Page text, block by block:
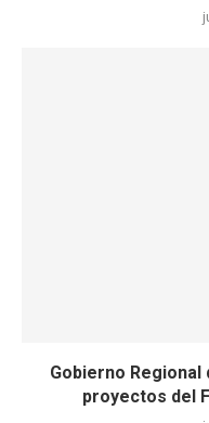
Gobierno Regional
proyectos del